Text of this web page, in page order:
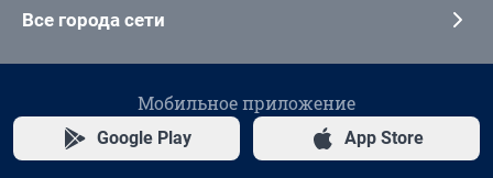
Все города сети
Мобильное приложение
Google Play App Store